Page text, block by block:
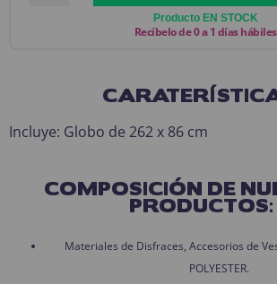
Producto EN STOCK
Recíbelo de 0 a 1 días hábiles
Incluye: Globo de 262 x 86 cm
COMPOSICIÓN DE
PRODUCTOS:
Materiales de Disfraces, Accesorios de
POLYESTER.